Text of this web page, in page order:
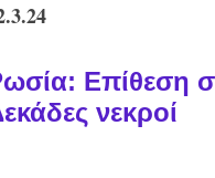
Επίθεση
νεκροί